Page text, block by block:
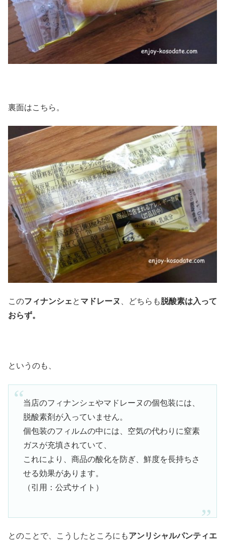
裏面はこちら。
このフィナンシェと マドレーヌ 、どちらも脱酸素は入って
おらず。
というのも、
当店のフィナンシェやマドレーヌの個包装には、
脱酸素剤が入っていません。
個包装のフィルムの中には、空気の代わりに窒素
ガスが充填されていて、
これにより、 商品の酸化を防ぎ、鮮度を長持ちさ
せる効果があります。
（引用：公式サイト）
とのことで、こうしたところにもアンリシャルパンティエ